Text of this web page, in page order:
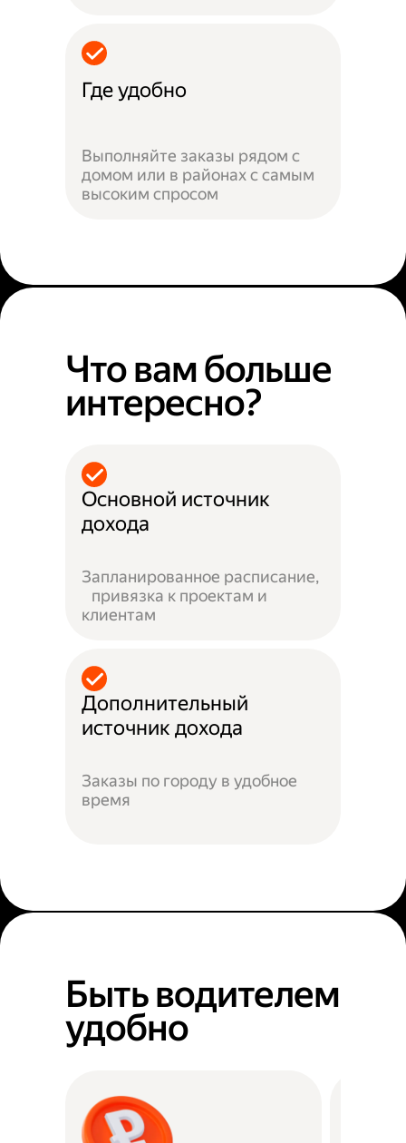
Где удобно
Выполняйте заказы рядом с
домом или в районах с самым
высоким спросом
Что вам больше
интересно?
Основной источник
дохода
Запланированное расписание,
привязка к проектам и
клиентам
Дополнительный
источник дохода
Заказы по городу в удобное
время
Быть водителем
удобно